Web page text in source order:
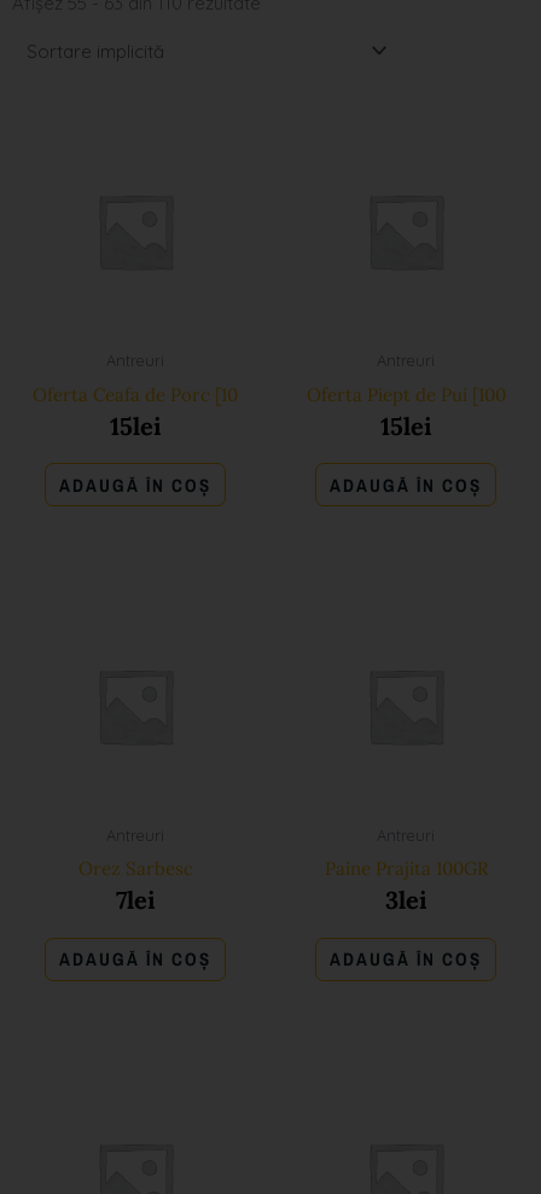
Antreuri
Oferta Ceafa de Porc [10
15lei
ADAUGĂ ÎN COȘ
Antreuri
Oferta Piept de Pui [100
15lei
ADAUGĂ ÎN COȘ
Antreuri
Orez Sarbesc
7lei
ADAUGĂ ÎN COȘ
Antreuri
Paine Prajita 100GR
3lei
ADAUGĂ ÎN COȘ